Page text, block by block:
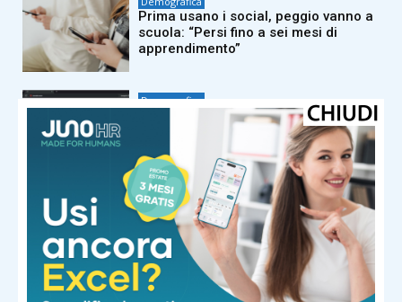
Prima usano i social, peggio vanno a
scuola: “Persi fino a sei mesi di
apprendimento”
Demografica
“Sembra un problema tecnico, ma è
una censura”: bloccato l’accesso a
due siti di informazione sull’aborto
Demografica
Pillola, anello vaginale e impianto
sottocutaneo: l’allerta Aifa sul rischio
meningioma